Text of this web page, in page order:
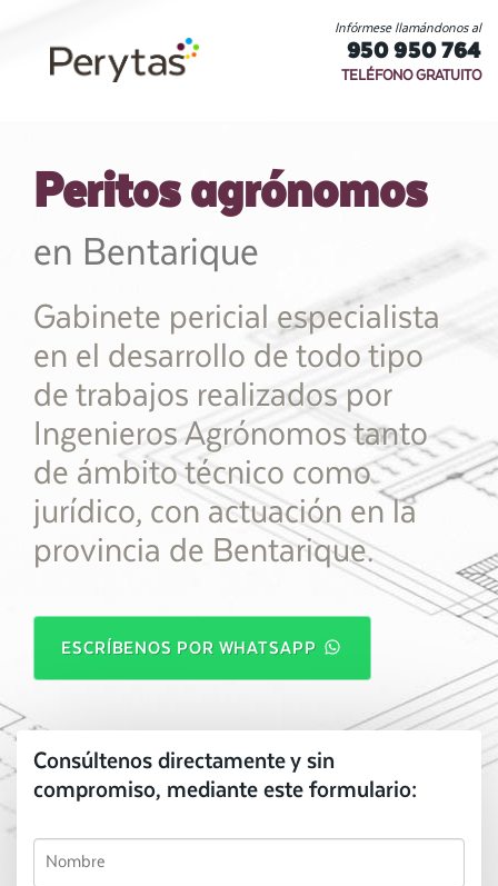
Infórmese llamándonos al
950 950 764
TELÉFONO GRATUITO
Peritos agrónomos
en Bentarique
Gabinete pericial especialista
en el desarrollo de todo tipo
de trabajos realizados por
Ingenieros Agrónomos tanto
de ámbito técnico como
jurídico, con actuación en la
provincia de Bentarique.
ESCRÍBENOS POR WHATSAPP
Consúltenos directamente y sin
compromiso, mediante este formulario: